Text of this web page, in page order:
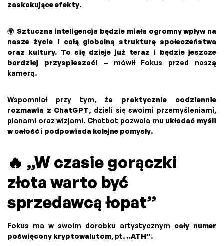
zaskakujące efekty.
🌍 Sztuczna inteligencja będzie miała ogromny wpływ na
nasze życie i całą globalną strukturę społeczeństwa
oraz kultury. To się dzieje już teraz i będzie jeszcze
bardziej przyspieszać! – mówił Fokus przed naszą
kamerą.
Wspomniał przy tym, że praktycznie codziennie
rozmawia z ChatGPT, dzieli się swoimi przemyśleniami,
planami oraz wizjami. Chatbot pozwala mu układać myśli
w całość i podpowiada kolejne pomysły.
🔥 „W czasie gorączki
złota warto być
sprzedawcą łopat”
Fokus ma w swoim dorobku artystycznym cały numer
poświęcony kryptowalutom, pt. „ATH”.